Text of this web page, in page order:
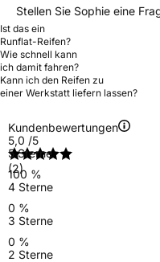
Stellen Sie Sophie eine
Ist das ein
Runflat-Reifen?
Wie schnell kann
ich damit fahren?
Kann ich den Reifen zu
einer Werkstatt liefern lassen?
Kundenbewertungen
5,0 /5
(2)
5 Sterne
100 %
4 Sterne
0 %
3 Sterne
0 %
2 Sterne